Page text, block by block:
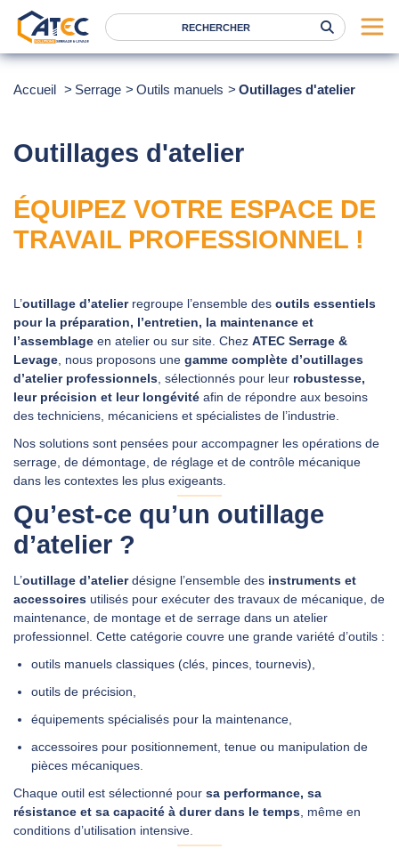
Services
Nos agences
News
RSE
DEMANDER UN DEVIS
Accueil Serrage Outils manuels Outillages d'atelier
Outillages d'atelier
ÉQUIPEZ VOTRE ESPACE DE
TRAVAIL PROFESSIONNEL !
L’outillage d’atelierregroupe l’ensemble des outils essentiels
pour la préparation, l’entretien, la maintenance et
l’assemblage en atelier ou sur site. Chez ATEC Serrage &
Levage , nous proposons une gamme complète d’outillages
d’atelier professionnels , sélectionnés pour leur robustesse,
leur précision et leur longévité afin de répondre aux besoins
des techniciens, mécaniciens et spécialistes de l’industrie.
Nos solutions sont pensées pour accompagner les opérations de
serrage, de démontage, de réglage et de contrôle mécanique
dans les contextes les plus exigeants.
Qu’est-ce qu’un outillage
d’atelier ?
L’outillage d’atelierdésigne l’ensemble des instruments et
accessoires utilisés pour exécuter des travaux de mécanique, de
maintenance, de montage et de serrage dans un atelier
professionnel. Cette catégorie couvre une grande variété d’outils :
outils manuels classiques (clés, pinces, tournevis),
outils de précision,
équipements spécialisés pour la maintenance,
accessoires pour positionnement, tenue ou manipulation de
pièces mécaniques.
Chaque outil est sélectionné pour sa performance, sa
résistance et sa capacité à durer dans le temps, même en
conditions d’utilisation intensive.